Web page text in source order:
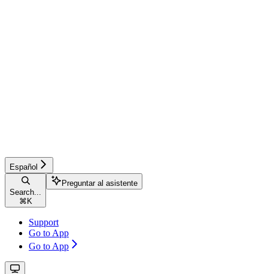
Español
Search...
⌘ K
Preguntar al asistente
Support
Go to App
Go to App